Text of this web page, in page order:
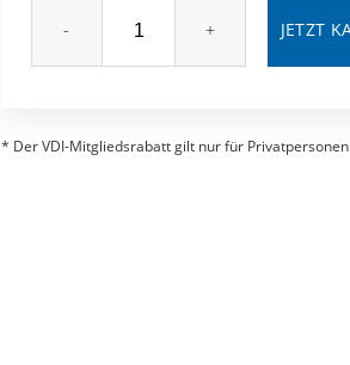
- +
* Der VDI-Mitgliedsrabatt gilt nur für Privatpersonen